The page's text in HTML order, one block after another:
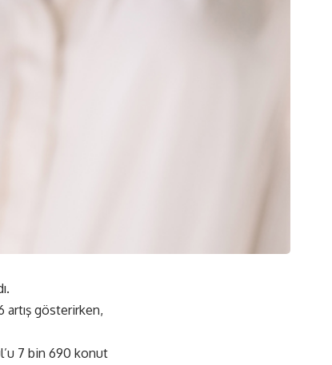
artış gösterirken,
7 bin 690 konut